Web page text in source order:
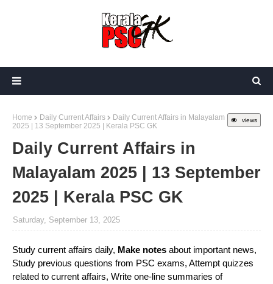
views
Home Daily Current Affairs
Daily Current Affairs in Malayalam
2025 | 13 September 2025 | Kerala PSC GK
Daily Current Affairs in
Malayalam 2025 | 13 September
2025 | Kerala PSC GK
Saturday, September 13, 2025
Study current affairs daily, Make notes about important news,
Study previous questions from PSC exams, Attempt quizzes
related to current affairs, Write one-line summaries of